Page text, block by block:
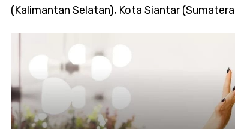
(Kalimantan Selatan), Kota Siantar